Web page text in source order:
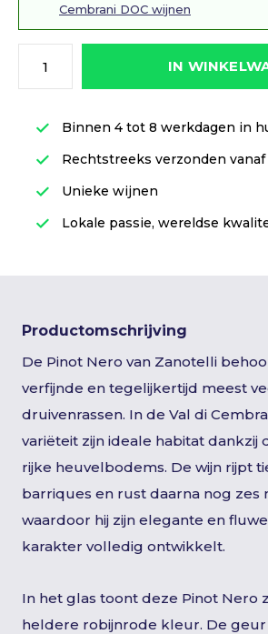
Cembrani DOC wijnen
IN
Binnen 4 tot 8 werkdagen in
Rechtstreeks verzonden
Unieke wijnen
Lokale passie, wereldse
Productomschrijving
De Pinot Nero van Zanotelli
verfijnde en tegelijkertijd meest
druivenrassen. In de Val di
variëteit zijn ideale habitat dankzij
rijke heuvelbodems. De wijn rijpt
barriques en rust daarna nog zes
waardoor hij zijn elegante en
karakter volledig ontwikkelt.
In het glas toont deze Pinot Nero
heldere robijnrode kleur. De